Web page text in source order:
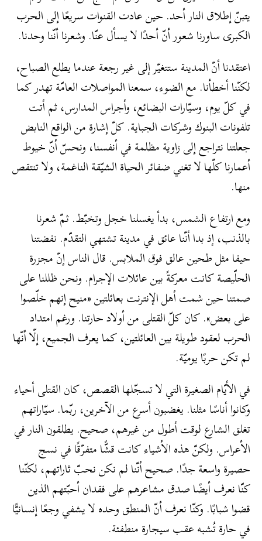
يتبنّ إطلاق النار أحد. حين عادت القنوات سريعًا إلى الحرب
الكبرى ساورنا شعور أنّ أحدًا لا يسأل عنّا. وشعرنا أنّنا وحدنا.
اعتقدنا أنّ المدينة ستتغيّر إلى غير رجعة عندما يطلع الصباح،
لكنّنا أخطأنا. مع الضوء، سمعنا المواصلات العامّة تهدر كما
في كلّ يوم، وسيّارات البضائع، وأجراس المدارس، ثم أتت
تلفونات البنوك وشركات الجباية. كلّ إشارة من الواقع النابض
جعلتنا نتراجع إلى زاوية مظلمة في أنفسنا، ونحسّ أنّ خيوط
أعمارنا كلّها لا تغني ضفائر الحياة الشيّقة الناغمة، ولا تنتقص
منها.
ومع ارتفاع الشمس، بدأ يغسلنا خجل وتخبّط. ثمّ شعرنا
بالذنب، إذ بدا أنّنا عائق في مدينة تشتهي التقدّم. نفضتنا
حيفا مثل طحين عالق فوق الملابس. قال الناس إنّ مجزرة
الحلّيصة كانت معركةً بين عائلات الإجرام. ونحن ظللنا على
صمتنا حين شمت أهل الإنترنت بعائلتين «منيح إنهم خلّصوا
على بعض». كان كلّ القتلى من أولاد حارتنا. ورغم امتداد
الحرب لعقود طويلة بين العائلتين، كما يعرف الجميع، إلّا أنّها
لم تكن حربًا يوميّة.
في الأيّام الصغيرة التي لا تسجّلها القصص، كان القتلى أحياء
وكانوا أناسًا مثلنا. يغضبون أسرع من الآخرين، ربّما. سيّاراتهم
تغلق الشارع لوقت أطول من غيرهم، صحيح. يطلقون النار في
الأعراس. ولكنّ هذه الأشياء كانت قشًّا متفرّقًا في نسج
حصيرة واسعة جدًا. صحيح أنّنا لم نكن نحبّ ثاراتهم، لكنّنا
كنّا نعرف أيضًا صدق مشاعرهم على فقدان أحبّتهم الذين
قضوا شبابًا. وكنّا نعرف أنّ المنطق وحده لا يشفي وجعًا إنسانيًّا
في حارة تُشبه عقب سيجارة منطفئة.